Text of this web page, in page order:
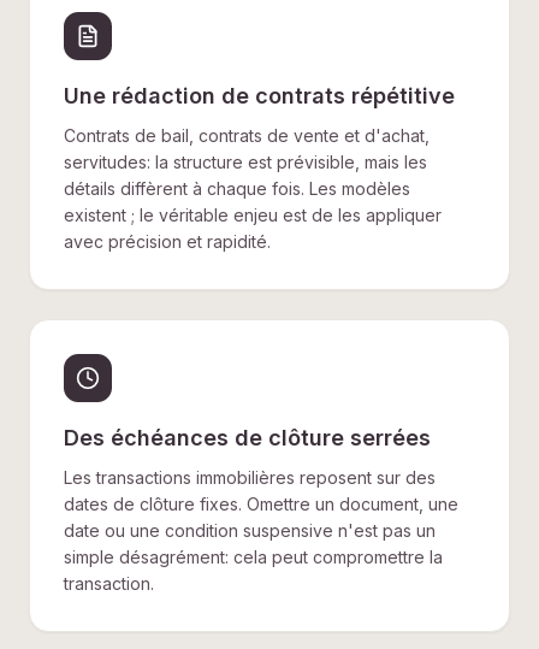
Une rédaction de contrats répétitive
Contrats de bail, contrats de vente et d'achat,
servitudes: la structure est prévisible, mais les
détails diffèrent à chaque fois. Les modèles
existent ; le véritable enjeu est de les appliquer
avec précision et rapidité.
Des échéances de clôture serrées
Les transactions immobilières reposent sur des
dates de clôture fixes. Omettre un document, une
date ou une condition suspensive n'est pas un
simple désagrément: cela peut compromettre la
transaction.